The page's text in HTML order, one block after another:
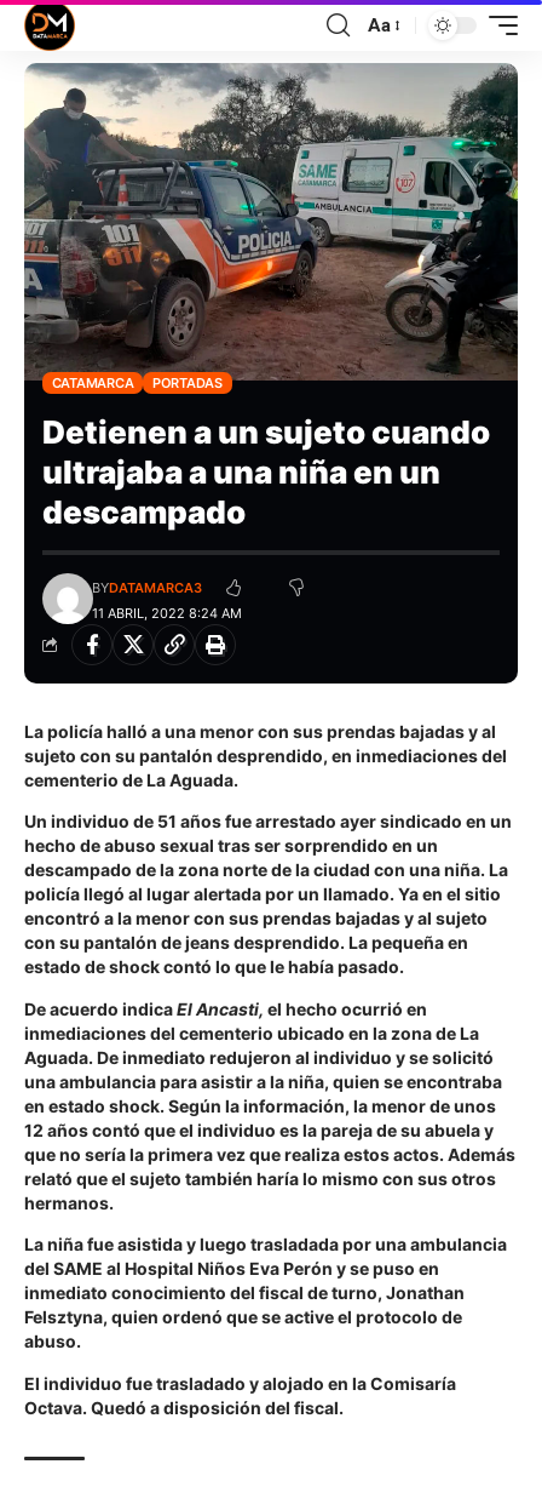
Aa
CATAMARCA PORTADAS
Detienen a un sujeto cuando
ultrajaba a una niña en un
descampado
11 ABRIL, 2022 8:24 AM
BYDATAMARCA3
La policía halló a una menor con sus prendas bajadas y al
sujeto con su pantalón desprendido, en inmediaciones del
cementerio de La Aguada.
Un individuo de 51 años fue arrestado ayer sindicado en un
hecho de abuso sexual tras ser sorprendido en un
descampado de la zona norte de la ciudad con una niña. La
policía llegó al lugar alertada por un llamado. Ya en el sitio
encontró a la menor con sus prendas bajadas y al sujeto
con su pantalón de jeans desprendido. La pequeña en
estado de shock contó lo que le había pasado.
De acuerdo indicaEl Ancasti, el hecho ocurrió en
inmediaciones del cementerio ubicado en la zona de La
Aguada. De inmediato redujeron al individuo y se solicitó
una ambulancia para asistir a la niña, quien se encontraba
en estado shock. Según la información, la menor de unos
12 años contó que el individuo es la pareja de su abuela y
que no sería la primera vez que realiza estos actos. Además
relató que el sujeto también haría lo mismo con sus otros
hermanos.
La niña fue asistida y luego trasladada por una ambulancia
del SAME al Hospital Niños Eva Perón y se puso en
inmediato conocimiento del fiscal de turno, Jonathan
Felsztyna, quien ordenó que se active el protocolo de
abuso.
El individuo fue trasladado y alojado en la Comisaría
Octava. Quedó a disposición del fiscal.